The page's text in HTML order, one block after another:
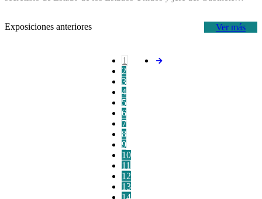
Ver más
Exposiciones anteriores
1
2
3
4
5
6
7
8
9
10
11
12
13
14